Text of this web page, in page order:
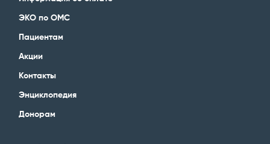
ЭКО по ОМС
Пациентам
Акции
Контакты
Энциклопедия
Донорам